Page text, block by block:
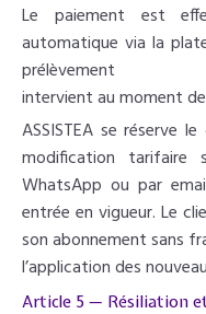
Le paiement est
automatique via la
prélèvement
intervient au moment
ASSISTEA se réserve
modification tarifaire
WhatsApp ou par
entrée en vigueur. Le
son abonnement sans
l’application des
Article 5 — Résiliation